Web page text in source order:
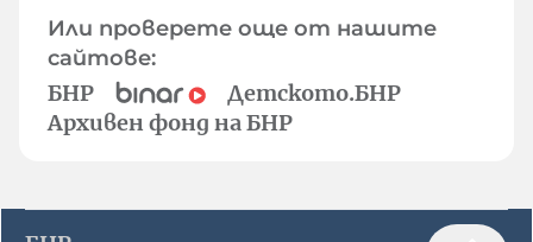
Или проверете още от нашите
сайтове:
БНР
Детското.БНР
Архивен фонд на БНР